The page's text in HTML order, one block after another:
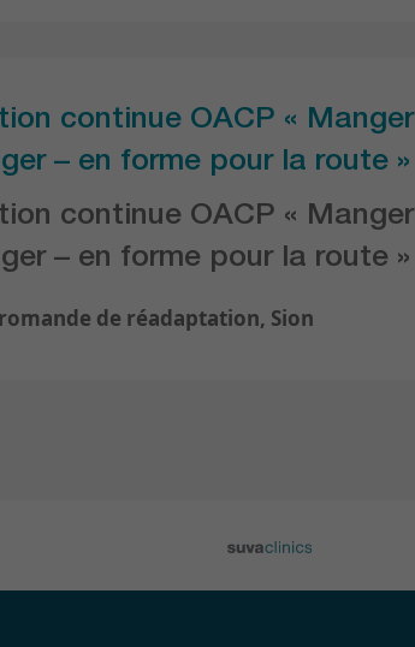
continue OACP « Manger
– en forme pour la route »
continue OACP « Manger
– en forme pour la route »
de réadaptation, Sion